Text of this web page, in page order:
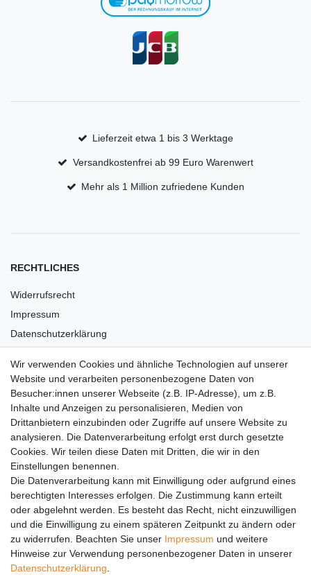
Lieferzeit etwa 1 bis 3 Werktage
Versandkostenfrei ab 99 Euro Warenwert
Mehr als 1 Million zufriedene Kunden
RECHTLICHES
Widerrufsrecht
Impressum
Datenschutzerklärung
Barrierefreiheit
Anleitungen
Vertrag widerrufen
PARTNER
DHL
GLS
PaketPLUS
SPONSORING
Wir verwenden Cookies und ähnliche Technologien auf unserer
Website und verarbeiten personenbezogene Daten von
Besucher:innen unserer Webseite (z.B. IP-Adresse), um z.B.
Inhalte und Anzeigen zu personalisieren, Medien von
Drittanbietern einzubinden oder Zugriffe auf unsere Website zu
analysieren. Die Datenverarbeitung erfolgt erst durch gesetzte
Cookies. Wir teilen diese Daten mit Dritten, die wir in den
Einstellungen benennen.
Die Datenverarbeitung kann mit Einwilligung oder aufgrund eines
berechtigten Interesses erfolgen. Die Zustimmung kann erteilt
oder abgelehnt werden. Es besteht das Recht, nicht einzuwilligen
und die Einwilligung zu einem späteren Zeitpunkt zu ändern oder
zu widerrufen. Beachten Sie unser Impressum und weitere
Hinweise zur Verwendung personenbezogener Daten in unserer
Daten­schutz­erklärung